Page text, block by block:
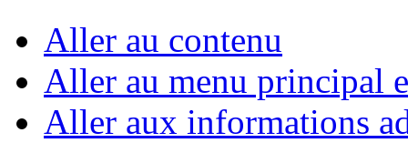
Aller au contenu
Aller au menu principal
Aller aux informations